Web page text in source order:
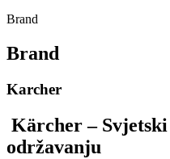
Brand
Brand
Karcher
Kärcher –
održavanju